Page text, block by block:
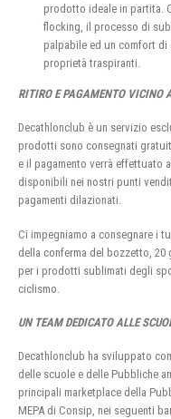
prodotto ideale in partita.
flocking, il processo di
palpabile ed un comfort
proprietà traspiranti.
RITIRO E PAGAMENTO VICINO
Decathlonclub è un servizio
prodotti sono consegnati
e il pagamento verrà effettuato
disponibili nei nostri punti
pagamenti dilazionati.
Ci impegniamo a consegnare i
della conferma del bozzetto,
per i prodotti sublimati degli
ciclismo.
UN TEAM DEDICATO ALLE
Decathlonclub ha sviluppato
delle scuole e delle Pubbliche
principali marketplace della
MEPA di Consip, nei seguenti